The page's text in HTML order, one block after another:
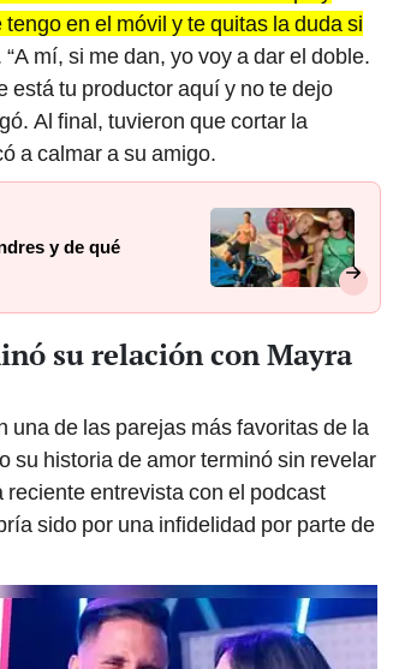
en el móvil y te quitas la duda si
mí, si me dan, yo voy a dar el doble.
está tu productor aquí y no te dejo
Al final, tuvieron que cortar la
a calmar a su amigo.
y de qué
su relación con Mayra
una de las parejas más favoritas de la
su historia de amor terminó sin revelar
entrevista con el podcast
sido por una infidelidad por parte de